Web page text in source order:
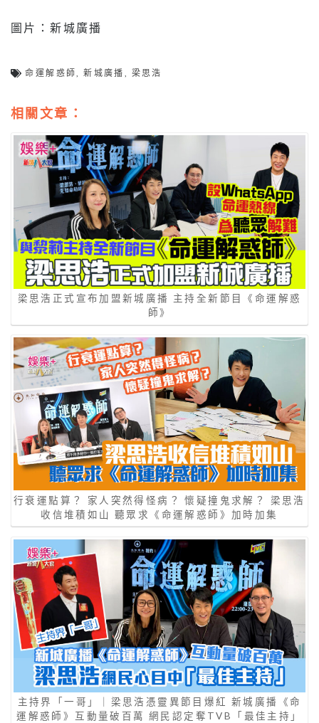
圖片：新城廣播
命運解惑師 ,新城廣播 梁思浩
相關文章：
梁思浩正式宣布加盟新城廣播 主持全新節目《命運解惑
師》
行衰運點算？ 家人突然得怪病？ 懷疑撞鬼求解？ 梁思浩
收信堆積如山 聽眾求《命運解惑師》加時加集
主持界「一哥」｜梁思浩憑靈異節目爆紅 新城廣播《命
運解惑師》互動量破百萬 網民認定奪TVB「最佳主持」